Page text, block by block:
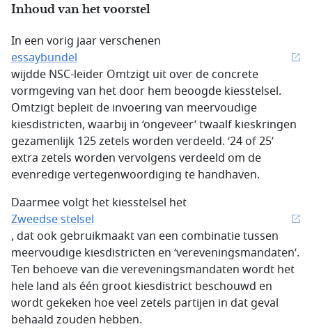
Inhoud van het voorstel
In een vorig jaar verschenen
essaybundel
wijdde NSC-leider Omtzigt uit over de concrete
vormgeving van het door hem beoogde kiesstelsel.
Omtzigt bepleit de invoering van meervoudige
kiesdistricten, waarbij in ‘ongeveer’ twaalf kieskringen
gezamenlijk 125 zetels worden verdeeld. ‘24 of 25’
extra zetels worden vervolgens verdeeld om de
evenredige vertegenwoordiging te handhaven.
Daarmee volgt het kiesstelsel het
Zweedse stelsel
, dat ook gebruikmaakt van een combinatie tussen
meervoudige kiesdistricten en ‘vereveningsmandaten’.
Ten behoeve van die vereveningsmandaten wordt het
hele land als één groot kiesdistrict beschouwd en
wordt gekeken hoe veel zetels partijen in dat geval
behaald zouden hebben.